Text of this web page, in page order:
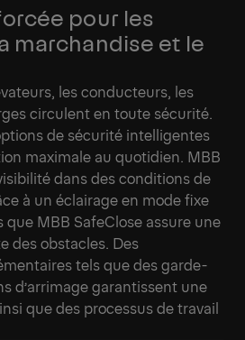
pour les
marchandise et le
les conducteurs, les
circulent en toute sécurité.
de sécurité intelligentes
maximale au quotidien. MBB
dans des conditions de
à un éclairage en mode fixe
MBB SafeClose assure une
des obstacles. Des
tels que des garde-
d’arrimage garantissent une
que des processus de travail